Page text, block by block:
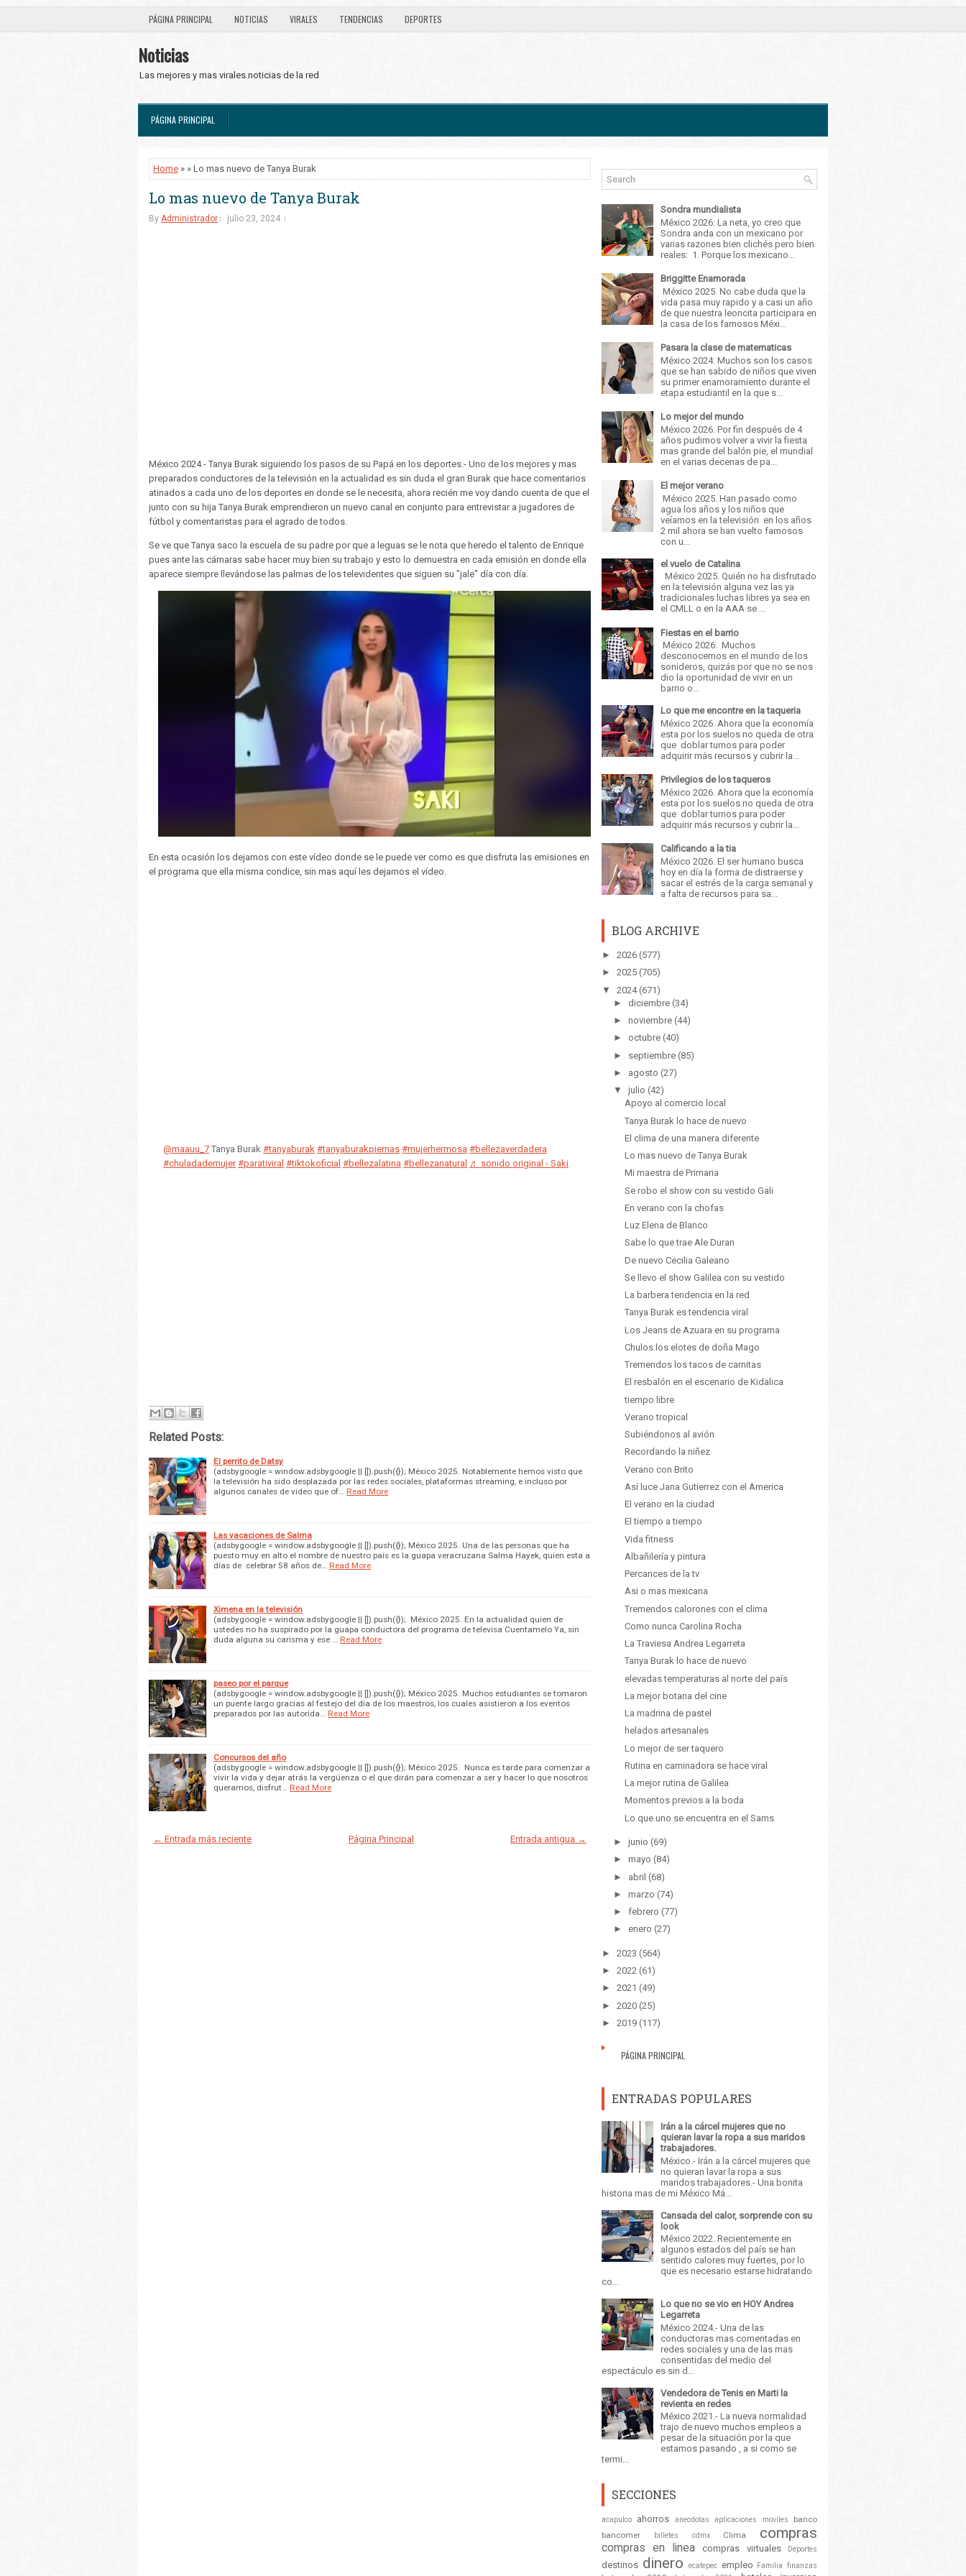
PÁGINA PRINCIPAL NOTICIAS VIRALES TENDENCIAS DEPORTES
Noticias
Las mejores y mas virales noticias de la red
PÁGINA PRINCIPAL
Home » » Lo mas nuevo de Tanya Burak
Lo mas nuevo de Tanya Burak
By Administrador julio 23, 2024
México 2024.- Tanya Burak siguiendo los pasos de su Papá en los deportes.- Uno de los mejores y mas
preparados conductores de la televisión en la actualidad es sin duda el gran Burak que hace comentarios
atinados a cada uno de los deportes en donde se le necesita, ahora recién me voy dando cuenta de que el
junto con su hija Tanya Burak emprendieron un nuevo canal en conjunto para entrevistar a jugadores de
fútbol y comentaristas para el agrado de todos.
Se ve que Tanya saco la escuela de su padre por que a leguas se le nota que heredo el talento de Enrique
pues ante las cámaras sabe hacer muy bien su trabajo y esto lo demuestra en cada emisión en donde ella
aparece siempre llevándose las palmas de los televidentes que siguen su "jale" día con día.
En esta ocasión los dejamos con este vídeo donde se le puede ver como es que disfruta las emisiones en
el programa que ella misma condice, sin mas aquí les dejamos el vídeo.
@maauu_7 Tanya Burak #tanyaburak #tanyaburakpiernas #mujerhermosa #bellezaverdadera
#chuladademujer #parativiral #tiktokoficial #bellezalatina #bellezanatural ♬ sonido original - Saki
Related Posts:
El perrito de Datsy
(adsbygoogle = window.adsbygoogle || []).push({}); México 2025. Notablemente hemos visto que
la televisión ha sido desplazada por las redes sociales, plataformas streaming, e incluso por
algunos canales de video que of…
Read More
Las vacaciones de Salma
(adsbygoogle = window.adsbygoogle || []).push({}); México 2025. Una de las personas que ha
puesto muy en alto el nombre de nuestro país es la guapa veracruzana Salma Hayek, quien esta a
días de celebrar 58 años de…
Read More
Ximena en la televisión
(adsbygoogle = window.adsbygoogle || []).push({}); México 2025. En la actualidad quien de
ustedes no ha suspirado por la guapa conductora del programa de televisa Cuentamelo Ya, sin
duda alguna su carisma y ese …
Read More
paseo por el parque
(adsbygoogle = window.adsbygoogle || []).push({}); México 2025. Muchos estudiantes se tomaron
un puente largo gracias al festejo del dia de los maestros, los cuales asistieron a los eventos
preparados por las autorida…
Read More
Concursos del año
(adsbygoogle = window.adsbygoogle || []).push({}); México 2025. Nunca es tarde para comenzar a
vivir la vida y dejar atrás la vergüenza o el que dirán para comenzar a ser y hacer lo que nosotros
queramos, disfrut…
Read More
← Entrada más reciente Entrada antigua →
Página Principal
Sondra mundialista
México 2026: La neta, yo creo que
Sondra anda con un mexicano por
varias razones bien clichés pero bien
reales: 1. Porque los mexicano...
Briggitte Enamorada
México 2025. No cabe duda que la
vida pasa muy rapido y a casi un año
de que nuestra leoncita participara en
la casa de los famosos Méxi...
Pasara la clase de matematicas
México 2024. Muchos son los casos
que se han sabido de niños que viven
su primer enamoramiento durante el
etapa estudiantil en la que s...
Lo mejor del mundo
México 2026. Por fin después de 4
años pudimos volver a vivir la fiesta
mas grande del balón pie, el mundial
en el varias decenas de pa...
El mejor verano
México 2025. Han pasado como
agua los años y los niños que
veíamos en la televisión en los años
2 mil ahora se han vuelto famosos
con u...
el vuelo de Catalina
México 2025. Quién no ha disfrutado
en la televisión alguna vez las ya
tradicionales luchas libres ya sea en
el CMLL o en la AAA se ...
Fiestas en el barrio
México 2026. Muchos
desconocemos en el mundo de los
sonideros, quizás por que no se nos
dio la oportunidad de vivir en un
barrio o...
Lo que me encontre en la taqueria
México 2026. Ahora que la economía
esta por los suelos no queda de otra
que doblar turnos para poder
adquirir más recursos y cubrir la...
Privilegios de los taqueros
México 2026. Ahora que la economía
esta por los suelos no queda de otra
que doblar turnos para poder
adquirir más recursos y cubrir la...
Calificando a la tia
México 2026. El ser humano busca
hoy en día la forma de distraerse y
sacar el estrés de la carga semanal y
a falta de recursos para sa...
BLOG ARCHIVE
► 2026 (577)
► 2025 (705)
▼
2024 (671)
► diciembre (34)
► noviembre (44)
► octubre (40)
► septiembre (85)
► agosto (27)
▼
julio (42)
Apoyo al comercio local
Tanya Burak lo hace de nuevo
El clima de una manera diferente
Lo mas nuevo de Tanya Burak
Mi maestra de Primaria
Se robo el show con su vestido Gali
En verano con la chofas
Luz Elena de Blanco
Sabe lo que trae Ale Duran
De nuevo Cecilia Galeano
Se llevo el show Galilea con su vestido
La barbera tendencia en la red
Tanya Burak es tendencia viral
Los Jeans de Azuara en su programa
Chulos los elotes de doña Mago
Tremendos los tacos de carnitas
El resbalón en el escenario de Kidalica
tiempo libre
Verano tropical
Subiéndonos al avión
Recordando la niñez
Verano con Brito
Así luce Jana Gutierrez con el America
El verano en la ciudad
El tiempo a tiempo
Vida fitness
Albañilería y pintura
Percances de la tv
Asi o mas mexicana
Tremendos calorones con el clima
Como nunca Carolina Rocha
La Traviesa Andrea Legarreta
Tanya Burak lo hace de nuevo
elevadas temperaturas al norte del país
La mejor botana del cine
La madrina de pastel
helados artesanales
Lo mejor de ser taquero
Rutina en caminadora se hace viral
La mejor rutina de Galilea
Momentos previos a la boda
Lo que uno se encuentra en el Sams
► junio (69)
► mayo (84)
► abril (68)
► marzo (74)
► febrero (77)
► enero (27)
► 2023 (564)
► 2022 (61)
► 2021 (49)
► 2020 (25)
► 2019 (117)
PÁGINA PRINCIPAL
ENTRADAS POPULARES
Irán a la cárcel mujeres que no
quieran lavar la ropa a sus maridos
trabajadores.
México.- Irán a la cárcel mujeres que
no quieran lavar la ropa a sus
maridos trabajadores.- Una bonita
historia mas de mi México Má...
Cansada del calor, sorprende con su
look
México 2022. Recientemente en
algunos estados del país se han
sentido calores muy fuertes, por lo
que es necesario estarse hidratando
co...
Lo que no se vio en HOY Andrea
Legarreta
México 2024.- Una de las
conductoras mas comentadas en
redes sociales y una de las mas
consentidas del medio del
espectáculo es sin d...
Vendedora de Tenis en Marti la
revienta en redes
México 2021.- La nueva normalidad
trajo de nuevo muchos empleos a
pesar de la situación por la que
estamos pasando , a si como se
termi...
SECCIONES
acapulco ahorros anecdotas aplicaciones moviles
banco
bancomer
billetes cdmx Clima compras
compras en linea compras virtuales Deportes
destinos dinero ecatepec empleo Familia finanzas